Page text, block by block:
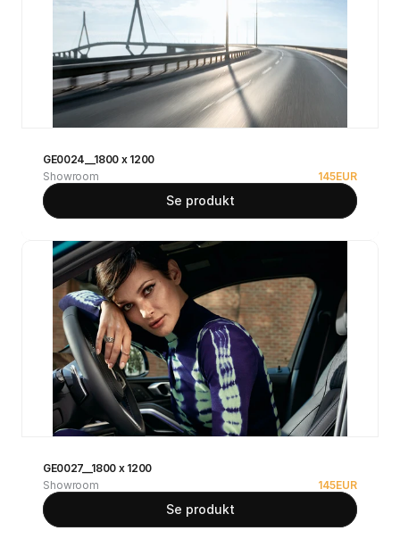
GE0024__1800 x 1200
Showroom
145EUR
Se produkt
GE0027__1800 x 1200
Showroom
145EUR
Se produkt